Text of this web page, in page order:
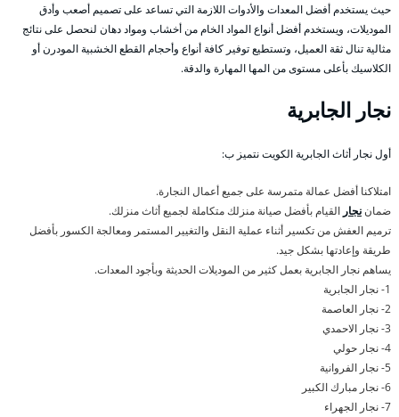
حيث يستخدم أفضل المعدات والأدوات اللازمة التي تساعد على تصميم أصعب وأدق
الموديلات، ويستخدم أفضل أنواع المواد الخام من أخشاب ومواد دهان لنحصل على نتائج
مثالية تنال ثقة العميل، وتستطيع توفير كافة أنواع وأحجام القطع الخشبية المودرن أو
الكلاسيك بأعلى مستوى من المها المهارة والدقة.
نجار الجابرية
أول نجار أثاث الجابرية الكويت نتميز ب:
امتلاكنا أفضل عمالة متمرسة على جميع أعمال النجارة.
ضمان نجار القيام بأفضل صيانة منزلك متكاملة لجميع أثاث منزلك.
ترميم العفش من تكسير أثناء عملية النقل والتغيير المستمر ومعالجة الكسور بأفضل
طريقة وإعادتها بشكل جيد.
يساهم نجار الجابرية بعمل كثير من الموديلات الحديثة وبأجود المعدات.
1- نجار الجابرية
2- نجار العاصمة
3- نجار الاحمدي
4- نجار حولي
5- نجار الفروانية
6- نجار مبارك الكبير
7- نجار الجهراء